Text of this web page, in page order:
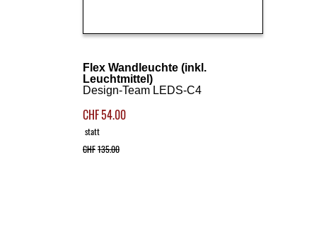
Flex Wandleuchte (inkl.
Leuchtmittel)
Design-Team LEDS-C4
CHF54.00
statt
CHF135.00